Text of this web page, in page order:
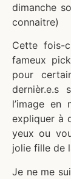
dimanche
connaitre)
Cette fois-
fameux
pour
dernièr.e.s
l’image
expliquer à
yeux ou
jolie fille de
Je ne me